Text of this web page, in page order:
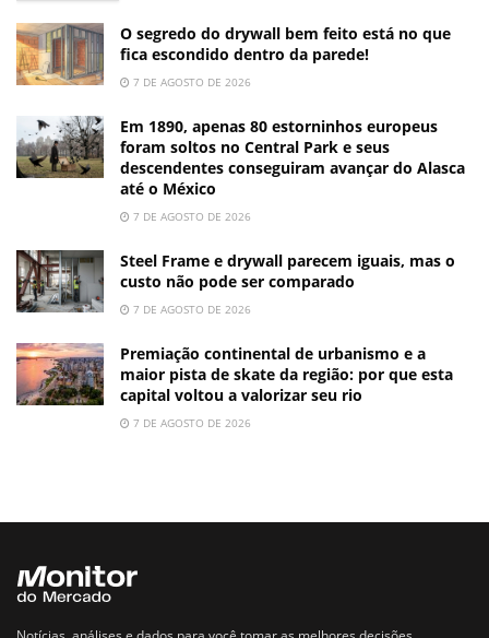
O segredo do drywall bem feito está no que
fica escondido dentro da parede!
7 DE AGOSTO DE 2026
Em 1890, apenas 80 estorninhos europeus
foram soltos no Central Park e seus
descendentes conseguiram avançar do Alasca
até o México
7 DE AGOSTO DE 2026
Steel Frame e drywall parecem iguais, mas o
custo não pode ser comparado
7 DE AGOSTO DE 2026
Premiação continental de urbanismo e a
maior pista de skate da região: por que esta
capital voltou a valorizar seu rio
7 DE AGOSTO DE 2026